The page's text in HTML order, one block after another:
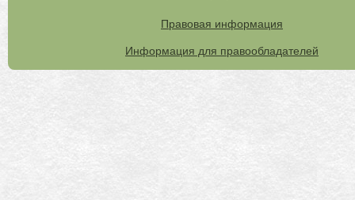
Правовая информация
Информация для правообладателей